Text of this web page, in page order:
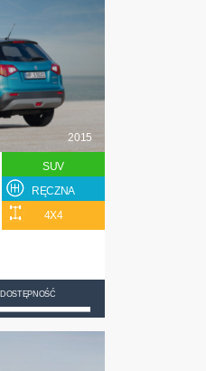
2015
SUV
RĘCZNA
4X4
DOSTĘPNOŚĆ